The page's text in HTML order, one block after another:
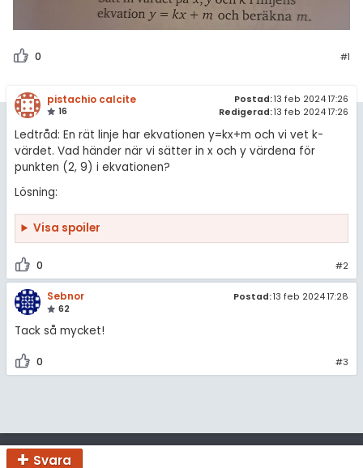
0 #1
pistachio calcite
16
Postad:13 feb 2024 17:26
Redigerad:13 feb 2024 17:26
Ledtråd: En rät linje har ekvationen y=kx+m och vi vet k-
värdet. Vad händer när vi sätter in x och y värdena för
punkten (2, 9) i ekvationen?
Lösning:
Visa spoiler
0 #2
Sebnor
62
Postad:13 feb 2024 17:28
Tack så mycket!
0 #3
Svara
Linjära ekvationssystem
Statistik
Livehjälpen
Regler
7 inloggade
3
5
högskolan
(mattedelen)
ämnen
diskussioner